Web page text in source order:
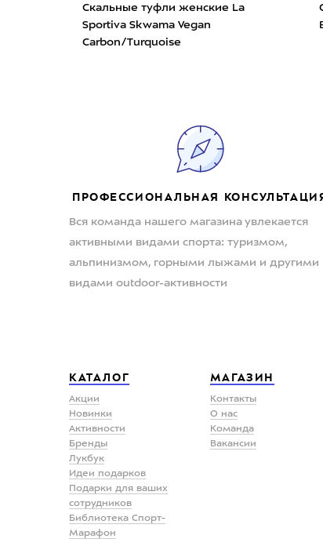
Скальные туфли женские La
Sportiva Skwama Vegan
Carbon/Turquoise
ПРОФЕССИОНАЛЬНАЯ
Вся команда нашего магазина увлекается
активными видами спорта: туризмом,
альпинизмом, горными лыжами и другими
видами outdoor-активности
КАТАЛОГ
Акции
Новинки
Активности
Бренды
Лукбук
Идеи подарков
Подарки для ваших
сотрудников
Библиотека Спорт-
Марафон
МАГАЗИН
Контакты
О нас
Команда
Вакансии